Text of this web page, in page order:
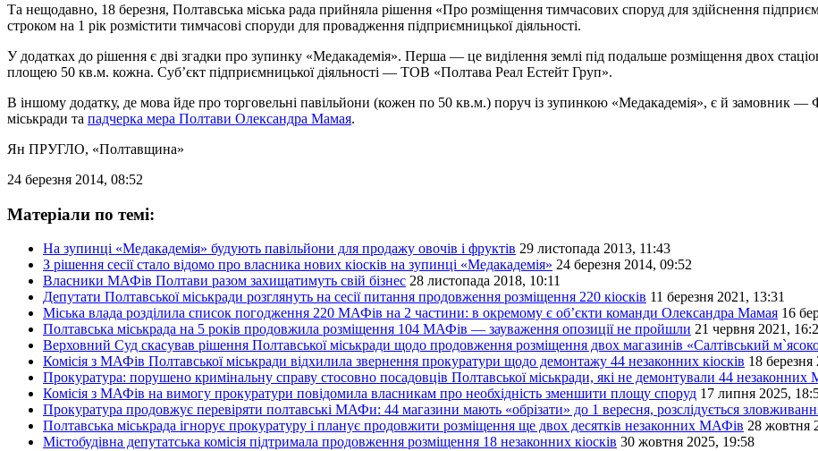
Та нещодавно, 18 березня, Полтавська міська рада прийняла рішення «Про розміщення тимчасових споруд для здійснення
строком на 1 рік розмістити тимчасові споруди для провадження підприємницької діяльності.
У додатках до рішення є дві згадки про зупинку «Медакадемія». Перша — це виділення землі під подальше розміщення двох
площею 50 кв.м. кожна. Суб’єкт підприємницької діяльності — ТОВ «Полтава Реал Естейт Груп».
В іншому додатку, де мова йде про торговельні павільйони (кожен по 50 кв.м.) поруч із зупинкою «Медакадемія», є й замовник
міськради та падчерка мера Полтави Олександра Мамая.
Ян ПРУГЛО, «Полтавщина»
24 березня 2014, 08:52
Матеріали по темі:
На зупинці «Медакадемія» будують павільйони для продажу овочів і фруктів 29 листопада 2013, 11:43
З рішення сесії стало відомо про власника нових кіосків на зупинці «Медакадемія» 24 березня 2014, 09:52
Власники МАФів Полтави разом захищатимуть свій бізнес 28 листопада 2018, 10:11
Депутати Полтавської міськради розглянуть на сесії питання продовження розміщення 220 кіосків 11 березня 2021, 13:31
Міська влада розділила список погодження 220 МАФів на 2 частини: в окремому є об’єкти команди Олександра Мамая 16
Полтавська міськрада на 5 років продовжила розміщення 104 МАФів — зауваження опозиції не пройшли 21 червня 2021,
Верховний Суд скасував рішення Полтавської міськради щодо продовження розміщення двох магазинів «Салтівський
Комісія з МАФів Полтавської міськради відхилила звернення прокуратури щодо демонтажу 44 незаконних кіосків 18
Прокуратура: порушено кримінальну справу стосовно посадовців Полтавської міськради, які не демонтували 44
Комісія з МАФів на вимогу прокуратури повідомила власникам про необхідність зменшити площу споруд 17 липня 2025,
Прокуратура продовжує перевіряти полтавські МАФи: 44 магазини мають «обрізати» до 1 вересня, розслідується
Полтавська міськрада ігнорує прокуратуру і планує продовжити розміщення ще двох десятків незаконних МАФів 28 жовтня
Містобудівна депутатська комісія підтримала продовження розміщення 18 незаконних кіосків 30 жовтня 2025, 19:58